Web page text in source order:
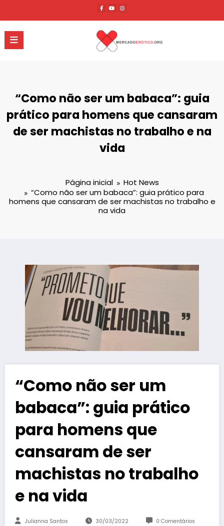
o
conteúdo
“Como não ser um babaca”: guia
prático para homens que cansaram
de ser machistas no trabalho e na
vida
Página inicial
Hot News
“Como não ser um babaca”: guia prático para
homens que cansaram de ser machistas no trabalho e
na vida
“Como não ser um
babaca”: guia prático
para homens que
cansaram de ser
machistas no trabalho
e na vida
Julianna Santos 30/03/2022 0 Comentários